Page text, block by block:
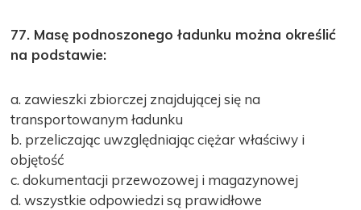
77. Masę podnoszonego ładunku można określić
na podstawie:
a. zawieszki zbiorczej znajdującej się na
transportowanym ładunku
b. przeliczając uwzględniając ciężar właściwy i
objętość
c. dokumentacji przewozowej i magazynowej
d. wszystkie odpowiedzi są prawidłowe